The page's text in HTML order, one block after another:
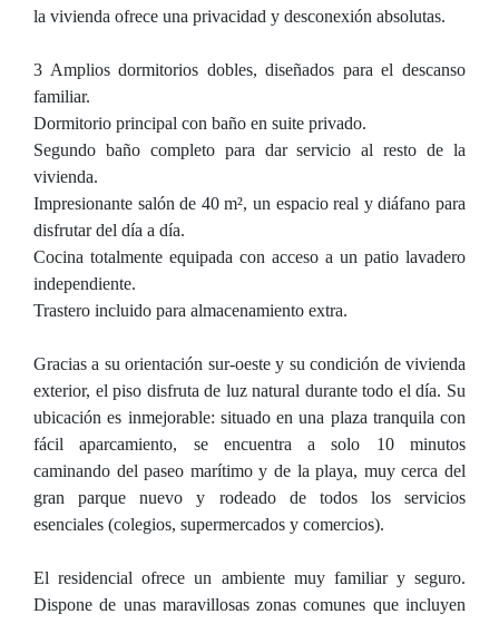
la vivienda ofrece una privacidad y desconexión absolutas.
3 Amplios dormitorios dobles, diseñados para el descanso
familiar.
Dormitorio principal con baño en suite privado.
Segundo baño completo para dar servicio al resto de la
vivienda.
Impresionante salón de 40 m², un espacio real y diáfano para
disfrutar del día a día.
Cocina totalmente equipada con acceso a un patio lavadero
independiente.
Trastero incluido para almacenamiento extra.
Gracias a su orientación sur-oeste y su condición de vivienda
exterior, el piso disfruta de luz natural durante todo el día. Su
ubicación es inmejorable: situado en una plaza tranquila con
fácil aparcamiento, se encuentra a solo 10 minutos
caminando del paseo marítimo y de la playa, muy cerca del
gran parque nuevo y rodeado de todos los servicios
esenciales (colegios, supermercados y comercios).
El residencial ofrece un ambiente muy familiar y seguro.
Dispone de unas maravillosas zonas comunes que incluyen